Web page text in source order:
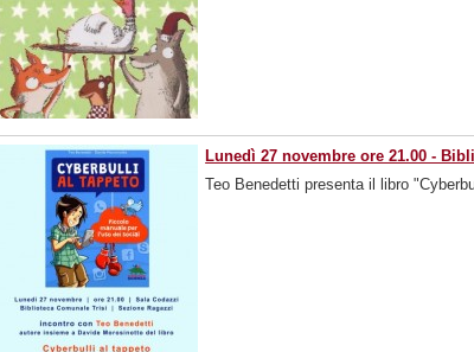
Lunedì 27 novembre ore 21.00 -
Teo Benedetti presenta il libro